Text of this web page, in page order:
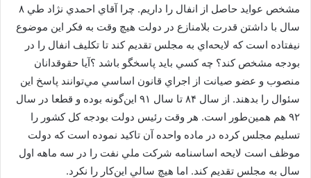
مشخص عوايد حاصل از انفال را داريم. چرا آقاي احمدي نژاد طي ۸
سال با داشتن قدرت بلامنازع در دولت هيچ وقت به فكر اين موضوع
نيفتاده است كه لايحه‌اي به مجلس تقديم كند تا تكليف انفال را در
بودجه مشخص كند؟ چه كسي بايد پاسخگو باشد ؟آيا حقوقدانان
منصوب و عضو صيانت از اجراي قانون اساسي مي‌توانند پاسخ اين
سئوال را بدهند. از سال ۸۴ تا سال ۹۱ اين‌گونه بوده و قطعا در سال
۹۲ هم همين‌طور است. هر وقت رئيس دولت بودجه كل كشور را
تسليم مجلس كرده در ماده واحده آن تاكيد نموده است كه دولت
موظف است لايحه اساسنامه شركت ملي نفت را در سه ماهه اول
سال به مجلس تقديم كند. اما هيچ سالي اين‌كار را نكرد.